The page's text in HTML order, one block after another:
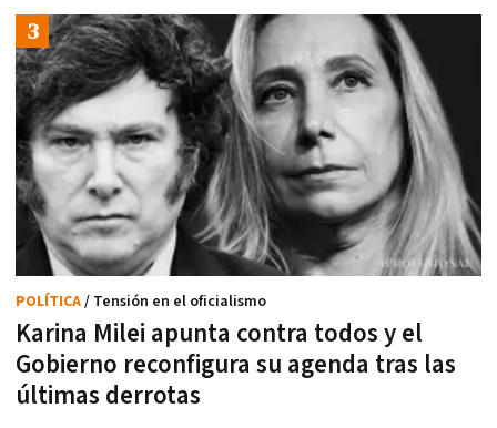
Karina Milei apunta contra todos y el
Gobierno reconfigura su agenda tras las
últimas derrotas
POLÍTICA/ Tensión en el oficialismo